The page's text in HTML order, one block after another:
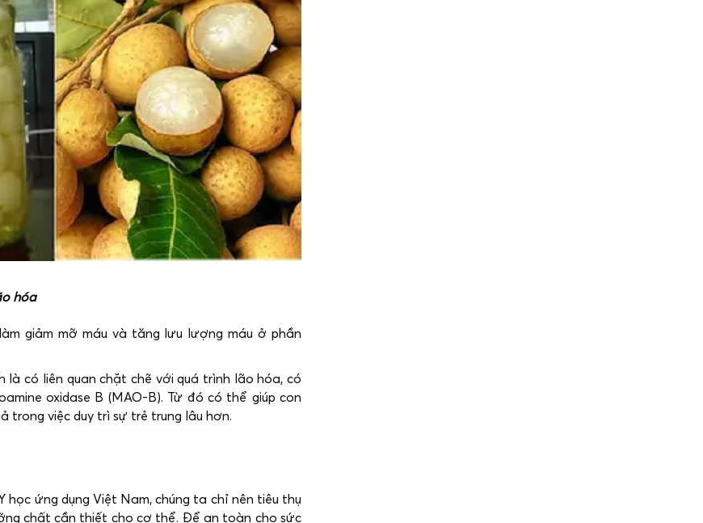
hóa
giảm mỡ máu và tăng lưu lượng máu ở phần
có liên quan chặt chẽ với quá trình lão hóa, có
oxidase B (MAO-B). Từ đó có thể giúp con
trong việc duy trì sự trẻ trung lâu hơn.
học ứng dụng Việt Nam, chúng ta chỉ nên tiêu thụ
chất cần thiết cho cơ thể. Để an toàn cho sức